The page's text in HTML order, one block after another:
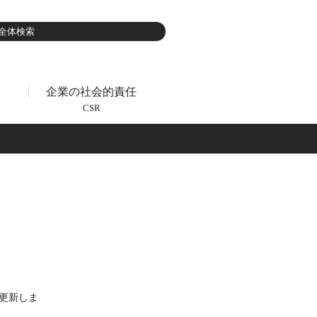
企業の社会的責任
CSR
新しま